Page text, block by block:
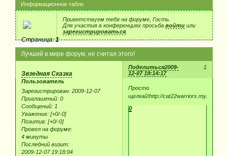
Информационное табло
Приветствуем тебя на форуме, Гость.
Для участия в конференциях просьба войти или
зарегистрироваться.
Лучший в мире форум, не считая этого!
Страница:1
Поделиться 1
2009-
12-07 19:14:17
Звзедная Сказка
Пользователь
Зарегистрирован: 2009-12-07
Приглашений: 0
Сообщений: 1
Уважение: [+0/-0]
Позитив: [+0/-0]
Провел на форуме:
4 минуты
Последний визит:
2009-12-07 19:18:04
Просто
щелкай!http://cat22warriors.mybb.ru/
0